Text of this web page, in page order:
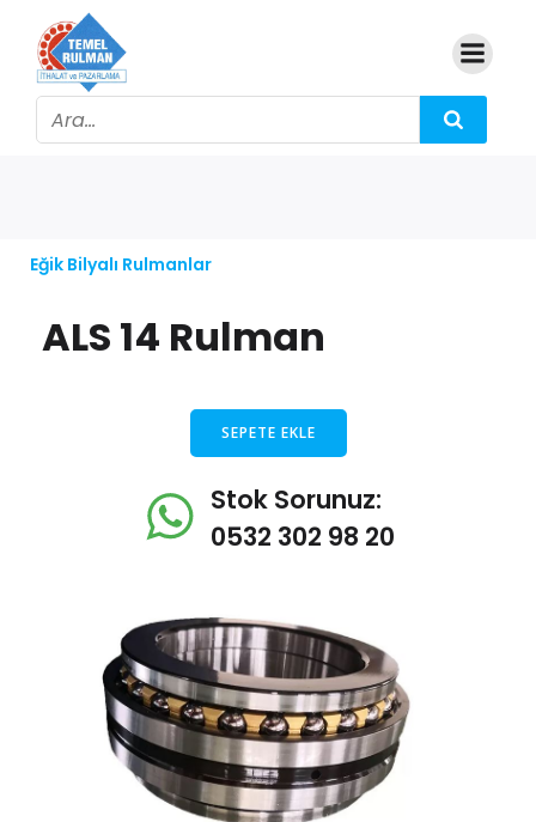
Eğik Bilyalı Rulmanlar
ALS 14 Rulman
SEPETE EKLE
Stok Sorunuz:
0532 302 98 20